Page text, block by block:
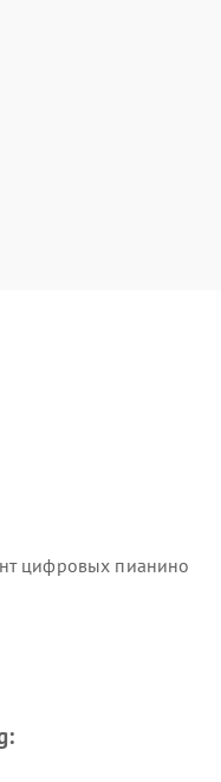
цифровых пианино